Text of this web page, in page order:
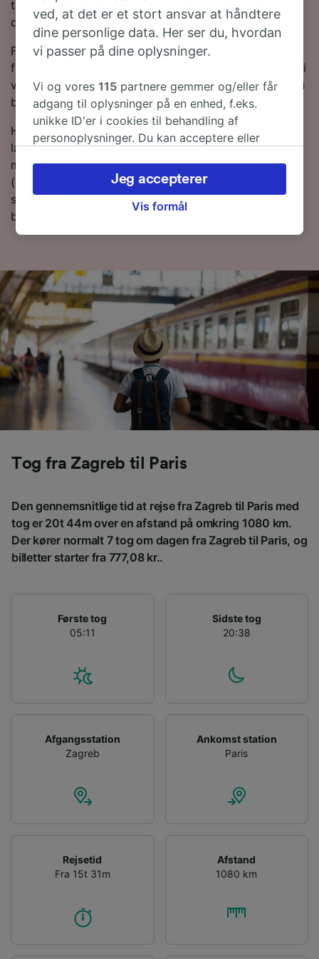
tilbyder moderne og komfortable tjenester, der vil få
dig dertil på 0,5.
For at hjælpe dig med at få de bedste togpriser har vi
fremhævet de billigste togbilletter fra Zagreb tli Paris i
vores Rejseplanlægger. Bare husk på, at jo tidligere du
bestiller dine billetter, desto mere vil du spare!
Har du lyst til at bestille dine togbilletter nu? Så bare
lav en søgning med os i dag. Hvis du vil finde ud af
mere om rejsen, så læs videre om togplaner
(deriblandt om de første og sidste togtider), ofte
stillede spørgsmål og tips til, hvordan du bestiller
billige togbilletter.
Tog fra Zagreb til Paris
Den gennemsnitlige tid at rejse fra Zagreb til Paris med
tog er 20t 44m over en afstand på omkring 1080 km.
Der kører normalt 7 tog om dagen fra Zagreb til Paris, og
billetter starter fra 777,08 kr..
Første tog
05:11
Sidste tog
20:38
Afgangsstation
Zagreb
Ankomst station
Paris
Rejsetid
Fra 15t 31m
Afstand
1080 km
ved, at det er et stort ansvar at håndtere
dine personlige data. Her ser du, hvordan
vi passer på dine oplysninger.
Vi og vores115 partnere gemmer og/eller får
adgang til oplysninger på en enhed, f.eks.
unikke ID'er i cookies til behandling af
personoplysninger. Du kan acceptere eller
herunder din ret til at gøre indsigelse, hvor
legitim interesse bruges, eller når som helst på
siden om privatlivspolitik. Disse valg
spore dig.
Vi og vores partnere behandler data for at
levere:
Bruge præcise geografiske
placeringsoplysninger. Aktivt scanne
enhedskarakteristika til identifikation.
Opbevare og/eller tilgå oplysninger på en
enhed. Tilpasset annoncering og indhold,
annoncerings- og indholdsmåling,
målgruppeundersøgelser og udvikling af
Liste over partnere (leverandører)
Vis formål
Jeg accepterer